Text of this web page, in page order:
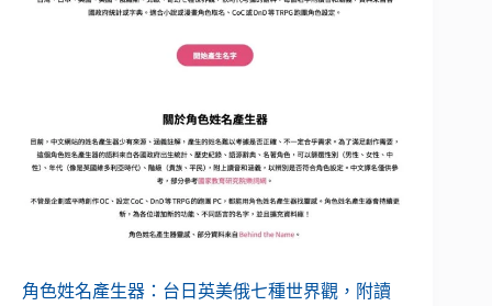
角色姓名產生器：台日英美俄七種世界觀，附讀